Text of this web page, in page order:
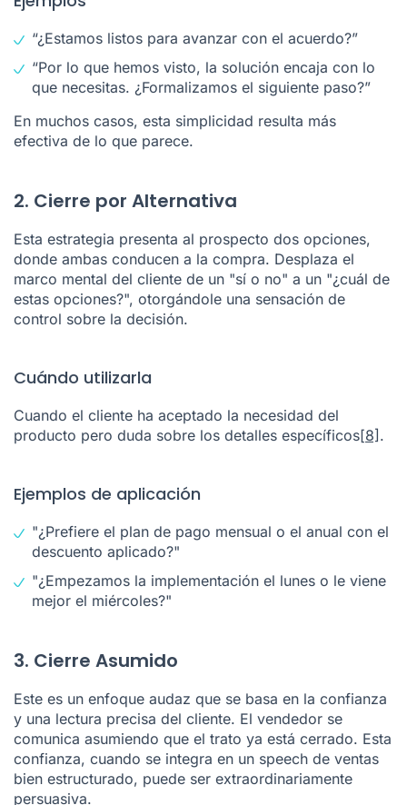
“¿Estamos listos para avanzar con el acuerdo?”
“Por lo que hemos visto, la solución encaja con lo
que necesitas. ¿Formalizamos el siguiente paso?”
En muchos casos, esta simplicidad resulta más
efectiva de lo que parece.
2. Cierre por Alternativa
Esta estrategia presenta al prospecto dos opciones,
donde ambas conducen a la compra. Desplaza el
marco mental del cliente de un "sí o no" a un "¿cuál de
estas opciones?", otorgándole una sensación de
control sobre la decisión.
Cuándo utilizarla
Cuando el cliente ha aceptado la necesidad del
producto pero duda sobre los detalles específicos[8].
Ejemplos de aplicación
"¿Prefiere el plan de pago mensual o el anual con el
descuento aplicado?"
"¿Empezamos la implementación el lunes o le viene
mejor el miércoles?"
3. Cierre Asumido
Este es un enfoque audaz que se basa en la confianza
y una lectura precisa del cliente. El vendedor se
comunica asumiendo que el trato ya está cerrado. Esta
confianza, cuando se integra en un speech de ventas
bien estructurado, puede ser extraordinariamente
persuasiva.